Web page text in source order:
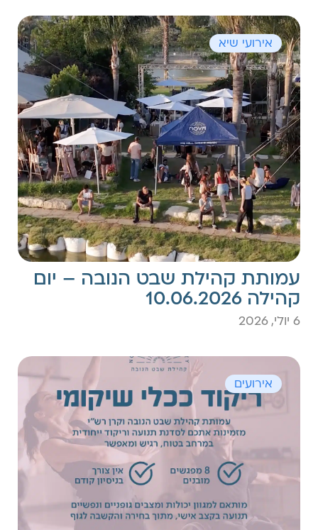
אירועי שיא
עמותת קהילת שבט הנובה – יום
קהילה 10.06.2026
6 יולי, 2026
אירועים